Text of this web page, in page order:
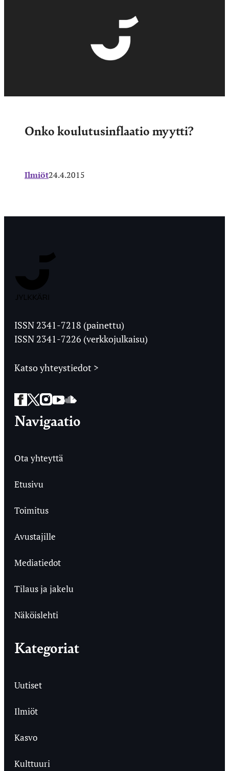
Onko koulutusinflaatio myytti?
Ilmiöt24.4.2015
Ylioppilaslehti
ISSN 2341-7218 (painettu)
ISSN 2341-7226 (verkkojulkaisu)
Katso yhteystiedot >
Facebook
Twitter
Instagram
YouTube
SoundCloud
Navigaatio
Ota yhteyttä
Etusivu
Toimitus
Avustajille
Mediatiedot
Tilaus ja jakelu
Näköislehti
Kategoriat
Uutiset
Ilmiöt
Kasvo
Kulttuuri